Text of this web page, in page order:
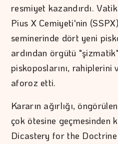
resmiyet kazandırdı.
Pius X Cemiyeti'nin
seminerinde dört yeni
ardından örgütü
piskoposlarını, rahiplerini
aforoz etti.
Kararın ağırlığı,
çok ötesine geçmesinden
Dicastery for the